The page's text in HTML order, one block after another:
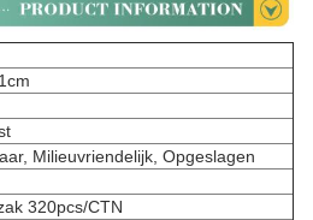
Milieuvriendelijk, Opgeslagen
320pcs/CTN